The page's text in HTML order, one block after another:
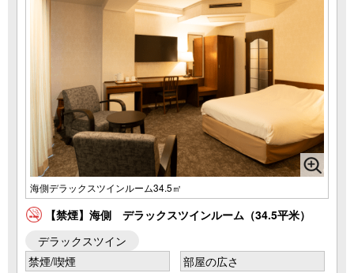
海側デラックスツインルーム34.5㎡
【禁煙】海側 デラックスツインルーム（34.5平米）
デラックスツイン
禁煙/喫煙
部屋の広さ